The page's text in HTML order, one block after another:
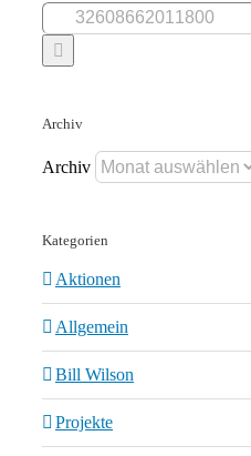
Archiv
Archiv
Kategorien
Aktionen
Allgemein
Bill Wilson
Projekte